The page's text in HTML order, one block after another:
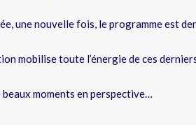
une nouvelle fois, le programme est
mobilise toute l’énergie de ces
beaux moments en perspective…